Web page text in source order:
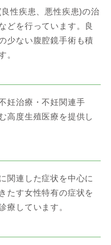
性疾患、悪性疾患)の治
どを行っています。良
少ない腹腔鏡手術も積
。
妊治療・不妊関連手
高度生殖医療を提供し
関連した症状を中心に
たす女性特有の症状を
療しています。